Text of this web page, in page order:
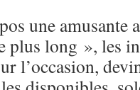
une amusante
plus long », les
l’occasion,